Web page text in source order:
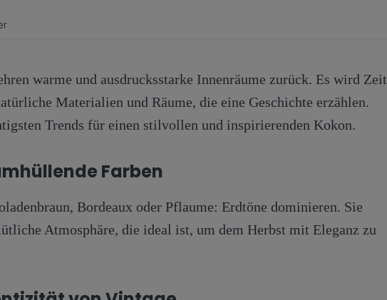
warme und ausdrucksstarke Innenräume zurück. Es wird Zeit
Materialien und Räume, die eine Geschichte erzählen.
Trends für einen stilvollen und inspirierenden Kokon.
Farben
Bordeaux oder Pflaume: Erdtöne dominieren. Sie
Atmosphäre, die ideal ist, um dem Herbst mit Eleganz zu